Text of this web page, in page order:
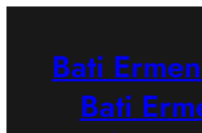
Bati
Bati